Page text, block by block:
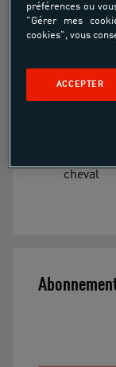
Pour
cross etc.
Pour
cheval
préférences ou
"Gérer mes
cookies", vous
ACCEPTER